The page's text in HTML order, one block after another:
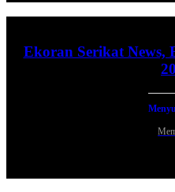
Ekoran Serikat News,